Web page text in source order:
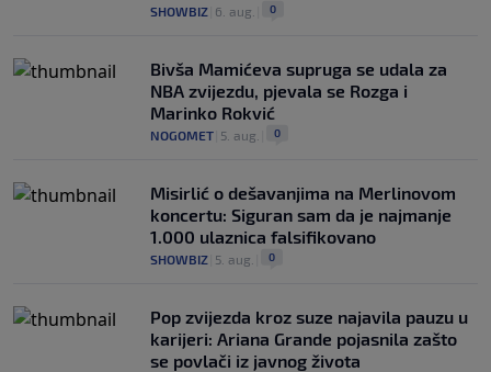
SHOWBIZ 6. aug. 0
Bivša Mamićeva supruga se udala za
NBA zvijezdu, pjevala se Rozga i
Marinko Rokvić
NOGOMET 5. aug. 0
Misirlić o dešavanjima na Merlinovom
koncertu: Siguran sam da je najmanje
1.000 ulaznica falsifikovano
SHOWBIZ 5. aug. 0
Pop zvijezda kroz suze najavila pauzu u
karijeri: Ariana Grande pojasnila zašto
se povlači iz javnog života